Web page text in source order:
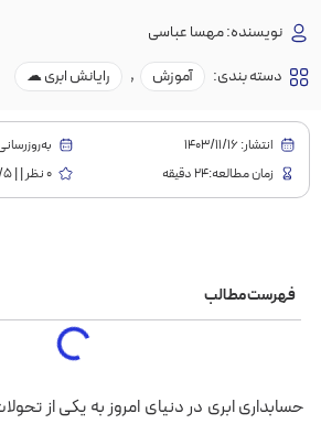
نویسنده:مهسا عباسی
دسته بندی:
آموزش , رایانش ابری ☁
انتشار: 1403/11/16
به‌روز‌رسانی:۱۴۰۴/
زمان مطالعه:24 دقیقه
0 نظر | | 0/5
فهرست مطالب
حسابداری ابری در دنیای امروز به یکی از